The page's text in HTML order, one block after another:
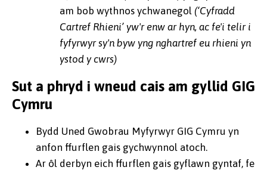
am bob wythnos ychwanegol (‘Cyfradd
Cartref Rhieni’ yw'r enw ar hyn, ac fe'i telir i
fyfyrwyr sy'n byw yng nghartref eu rhieni yn
ystod y cwrs)
Sut a phryd i wneud cais am gyllid GIG
Cymru
Bydd Uned Gwobrau Myfyrwyr GIG Cymru yn
anfon ffurflen gais gychwynnol atoch.
Ar ôl derbyn eich ffurflen gais gyflawn gyntaf, fe